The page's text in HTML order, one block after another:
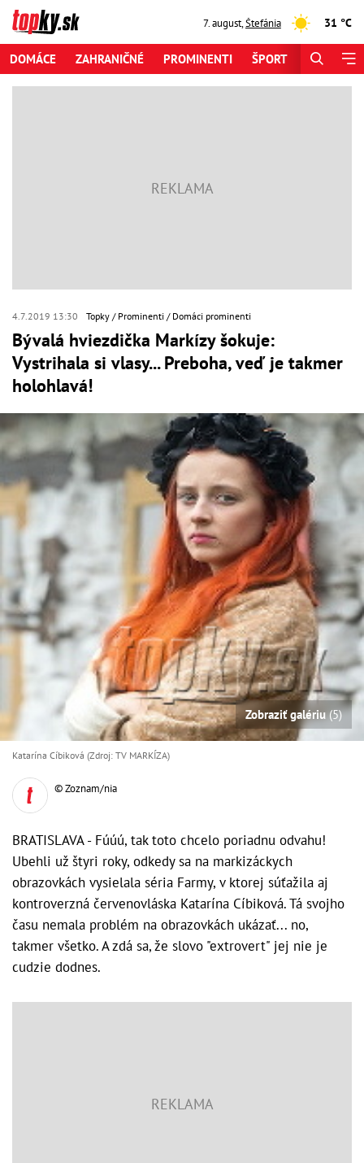
7. august,Štefánia 31 °C
DOMÁCE ZAHRANIČNÉ PROMINENTI ŠPORT
4.7.2019 13:30 Topky Prominenti Domáci prominenti
Bývalá hviezdička Markízy šokuje:
Vystrihala si vlasy... Preboha, veď je takmer
holohlavá!
Zobraziť galériu(5)
Katarína Cíbiková (Zdroj: TV MARKÍZA)
© Zoznam/nia
BRATISLAVA - Fúúú, tak toto chcelo poriadnu odvahu!
Ubehli už štyri roky, odkedy sa na markizáckych
obrazovkách vysielala séria Farmy, v ktorej súťažila aj
kontroverzná červenovláska Katarína Cíbiková. Tá svojho
času nemala problém na obrazovkách ukázať... no,
takmer všetko. A zdá sa, že slovo "extrovert" jej nie je
cudzie dodnes.